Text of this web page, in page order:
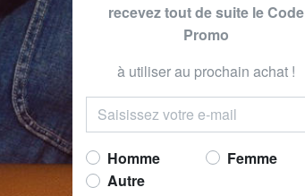
Accueil
recevez tout de suite le Code
Promo
à utiliser au prochain achat !
Homme
Femme
Autre